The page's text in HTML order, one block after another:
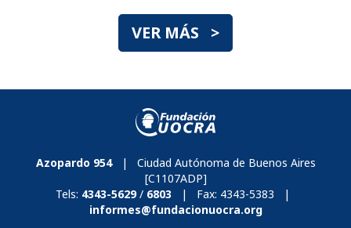
VER MÁS >
Azopardo 954| Ciudad Autónoma de Buenos Aires
[C1107ADP]
Tels: 4343-5629/ 6803| Fax: 4343-5383 |
informes@fundacionuocra.org